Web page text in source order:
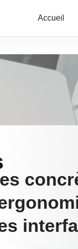
Accueil